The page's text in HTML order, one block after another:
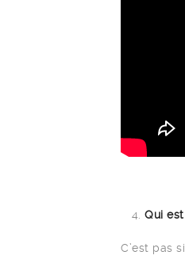
Qui
C’est pas